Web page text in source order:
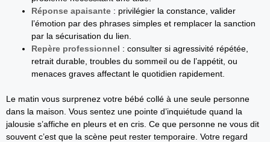
Réponse apaisante : privilégier la constance, valider
l’émotion par des phrases simples et remplacer la sanction
par la sécurisation du lien.
Repère professionnel : consulter si agressivité répétée,
retrait durable, troubles du sommeil ou de l’appétit, ou
menaces graves affectant le quotidien rapidement.
Le matin vous surprenez votre bébé collé à une seule personne
dans la maison. Vous sentez une pointe d’inquiétude quand la
jalousie s’affiche en pleurs et en cris. Ce que personne ne vous dit
souvent c’est que la scène peut rester temporaire. Votre regard